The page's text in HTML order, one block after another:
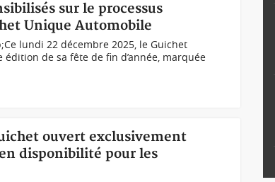
sur le processus
Unique Automobile
lundi 22 décembre 2025, le Guichet
de sa fête de fin d’année, marquée
ouvert exclusivement
disponibilité pour les